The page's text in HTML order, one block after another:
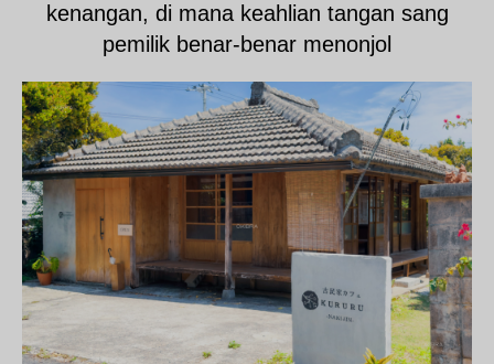
kenangan, di mana keahlian tangan sang
pemilik benar-benar menonjol